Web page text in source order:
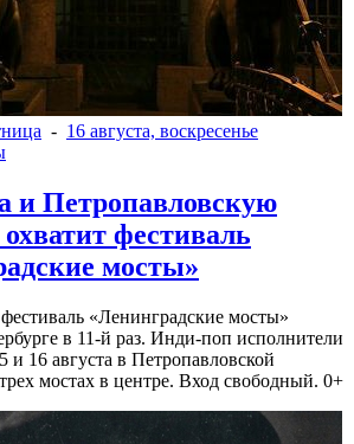
- 16 августа, воскресенье
и Петропавловскую
фестиваль
мосты»
«Ленинградские мосты»
в 11-й раз. Инди-поп исполнители
и 16 августа в Петропавловской
мостах в центре. Вход свободный. 0+